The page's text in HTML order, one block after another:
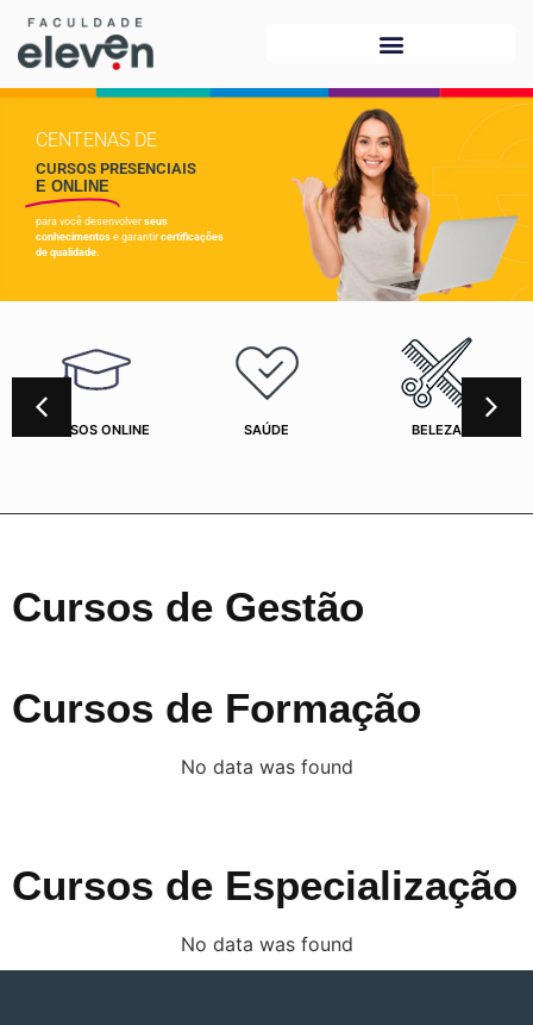
CENTENAS DE
CURSOS PRESENCIAIS
E ONLINE
para você desenvolver seus
conhecimentos e garantir certificações
de qualidade.
CURSOS ONLINE SAÚDE BELEZA
Cursos de Gestão
Cursos de Formação
No data was found
Cursos de Especialização
No data was found